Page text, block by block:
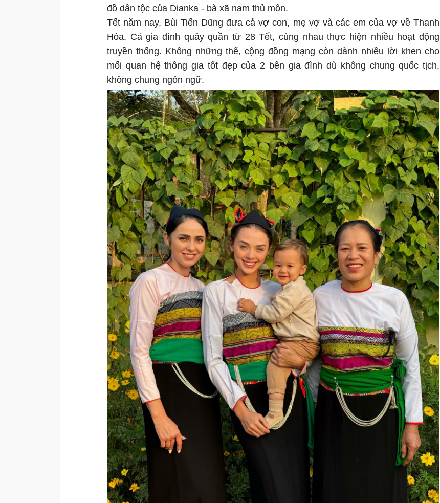
đồ dân tộc của Dianka - bà xã nam thủ môn.
Tết năm nay, Bùi Tiến Dũng đưa cả vợ con, mẹ vợ và các em của vợ về Thanh
Hóa. Cả gia đình quây quần từ 28 Tết, cùng nhau thực hiện nhiều hoạt động
truyền thống. Không những thế, cộng đồng mạng còn dành nhiều lời khen cho
mối quan hệ thông gia tốt đẹp của 2 bên gia đình dù không chung quốc tịch,
không chung ngôn ngữ.